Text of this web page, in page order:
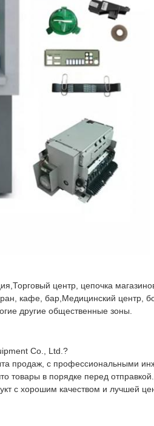
Торговый центр, цепочка
кафе, бар Медицинский центр,
другие общественные зоны.
Co., Ltd. ?
продаж, с профессиональными
товары в порядке перед
с хорошим качеством и лучшей